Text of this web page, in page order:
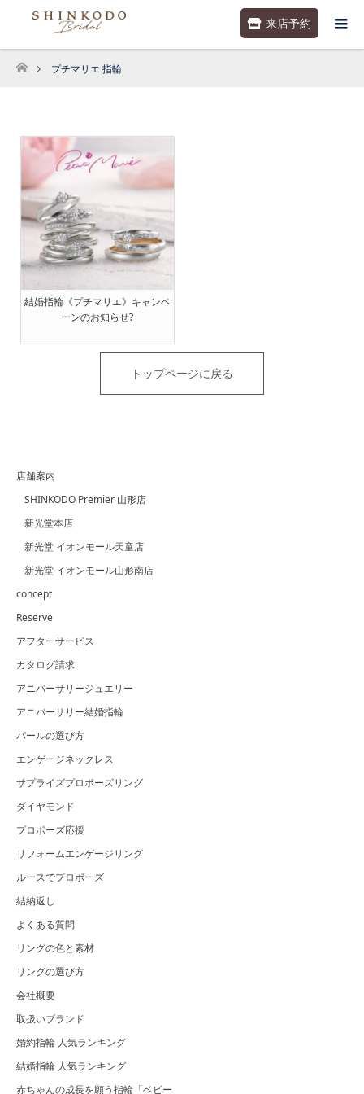
来店予約
ホーム
プチマリエ 指輪
結婚指輪《プチマリエ》キャンペ
ーンのお知らせ?
トップページに戻る
店舗案内
SHINKODO Premier 山形店
新光堂本店
新光堂 イオンモール天童店
新光堂 イオンモール山形南店
concept
Reserve
アフターサービス
カタログ請求
アニバーサリージュエリー
アニバーサリー結婚指輪
パールの選び方
エンゲージネックレス
サプライズプロポーズリング
ダイヤモンド
プロポーズ応援
リフォームエンゲージリング
ルースでプロポーズ
結納返し
よくある質問
リングの色と素材
リングの選び方
会社概要
取扱いブランド
婚約指輪 人気ランキング
結婚指輪 人気ランキング
赤ちゃんの成長を願う指輪「ベビー